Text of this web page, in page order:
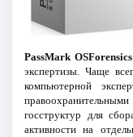
PassMark OSForensics
экспертизы. Чаще
компьютерной
госструктур для
активности на